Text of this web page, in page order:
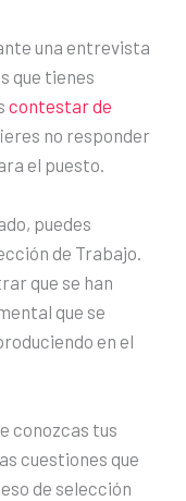
una entrevista
que tienes
contestar de
no responder
el puesto.
puedes
de Trabajo.
que se han
que se
en el
conozcas tus
cuestiones que
de selección